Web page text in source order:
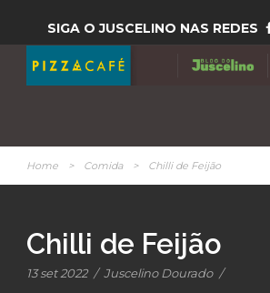
SIGA O JUSCELINO NAS REDES
Home > Comida > Chilli de Feijão
Chilli de Feijão
13 set 2022 / Juscelino Dourado /